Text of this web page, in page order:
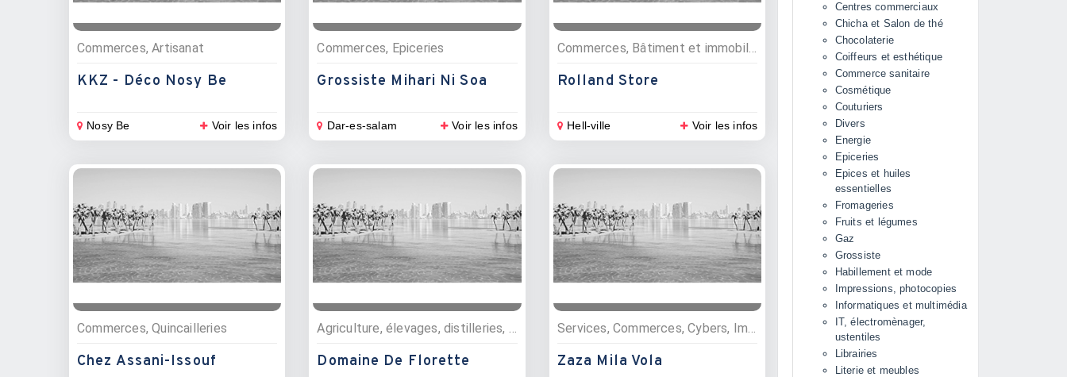
Commerces, Artisanat
KKZ - Déco Nosy Be
Nosy Be Voir les infos
Commerces, Epiceries
Grossiste Mihari Ni Soa
Dar-es-salam Voir les infos
Rolland Store
Hell-ville Voir les infos
Commerces, Quincailleries
Chez Assani-Issouf
Agriculture, élevages, distilleries, Commerces, Epices et huiles essentielles, Plantations
Domaine De Florette
Services, Commerces, Cybers, Impressions, photocopies
Zaza Mila Vola
Centres commerciaux
Chicha et Salon de thé
Chocolaterie
Coiffeurs et esthétique
Commerce sanitaire
Cosmétique
Couturiers
Divers
Energie
Epiceries
Epices et huiles
essentielles
Fromageries
Fruits et légumes
Gaz
Grossiste
Habillement et mode
Impressions, photocopies
Informatiques et multimédia
IT, électromènager,
ustentiles
Librairies
Literie et meubles